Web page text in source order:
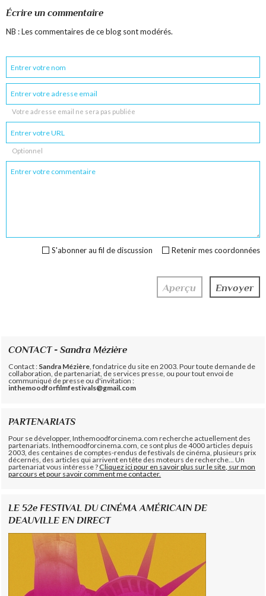
Écrire un commentaire
NB : Les commentaires de ce blog sont modérés.
Votre adresse email ne sera pas publiée
Optionnel
Retenir mes coordonnées
S'abonner au fil de discussion
CONTACT - Sandra Mézière
Contact : Sandra Mézière , fondatrice du site en 2003. Pour toute demande de
collaboration, de partenariat, de services presse, ou pour tout envoi de
communiqué de presse ou d'invitation :
inthemoodforfilmfestivals@gmail.com
PARTENARIATS
Pour se développer, Inthemoodforcinema.com recherche actuellement des
partenariats. Inthemoodforcinema.com, ce sont plus de 4000 articles depuis
2003, des centaines de comptes-rendus de festivals de cinéma, plusieurs prix
décernés, des articles qui arrivent en tête des moteurs de recherche... Un
partenariat vous intéresse ?Cliquez ici pour en savoir plus sur le site, sur mon
parcours et pour savoir comment me contacter.
LE 52e FESTIVAL DU CINÉMA AMÉRICAIN DE
DEAUVILLE EN DIRECT